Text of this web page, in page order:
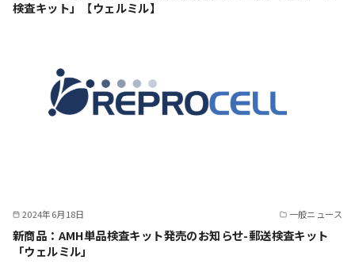
検査キット」【ウェルミル】
2024年6月18日 一般ニュース
新商品：AMH単品検査キット発売のお知らせ-郵送検査キット
「ウェルミル」